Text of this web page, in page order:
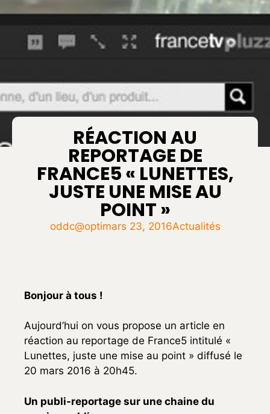
RÉACTION AU
REPORTAGE DE
FRANCE5 « LUNETTES,
JUSTE UNE MISE AU
POINT »
oddc@optimars 23, 2016Actualités
Bonjour à tous !
Aujourd’hui on vous propose un article en
réaction au reportage de France5 intitulé «
Lunettes, juste une mise au point » diffusé le
20 mars 2016 à 20h45.
Un publi-reportage sur une chaine du